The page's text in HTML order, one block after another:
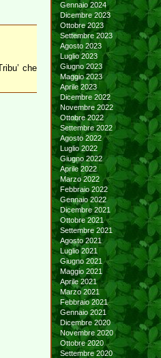
che
Gennaio 2024
Dicembre 2023
Ottobre 2023
Settembre 2023
Agosto 2023
Luglio 2023
Giugno 2023
Maggio 2023
Aprile 2023
Dicembre 2022
Novembre 2022
Ottobre 2022
Settembre 2022
Agosto 2022
Luglio 2022
Giugno 2022
Aprile 2022
Marzo 2022
Febbraio 2022
Gennaio 2022
Dicembre 2021
Ottobre 2021
Settembre 2021
Agosto 2021
Luglio 2021
Giugno 2021
Maggio 2021
Aprile 2021
Marzo 2021
Febbraio 2021
Gennaio 2021
Dicembre 2020
Novembre 2020
Ottobre 2020
Settembre 2020